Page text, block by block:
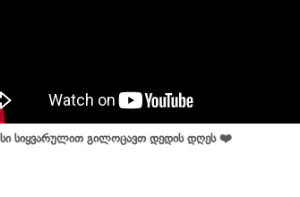
სიყვარულით გილოცავთ დედის დღეს ❤️